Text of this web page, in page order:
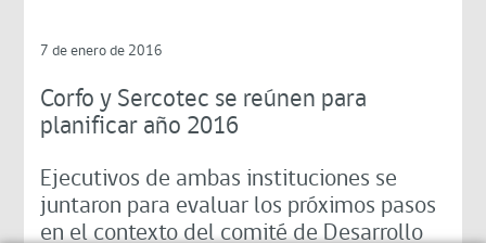
7 de enero de 2016
Corfo y Sercotec se reúnen para
planificar año 2016
Ejecutivos de ambas instituciones se
juntaron para evaluar los próximos pasos
en el contexto del comité de Desarrollo